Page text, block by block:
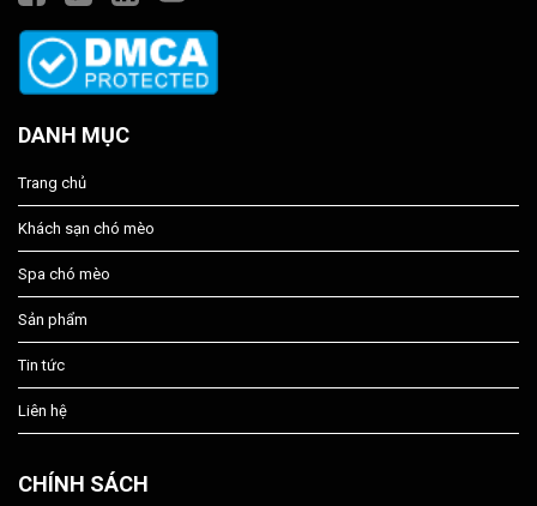
DANH MỤC
Trang chủ
Khách sạn chó mèo
Spa chó mèo
Sản phẩm
Tin tức
Liên hệ
CHÍNH SÁCH